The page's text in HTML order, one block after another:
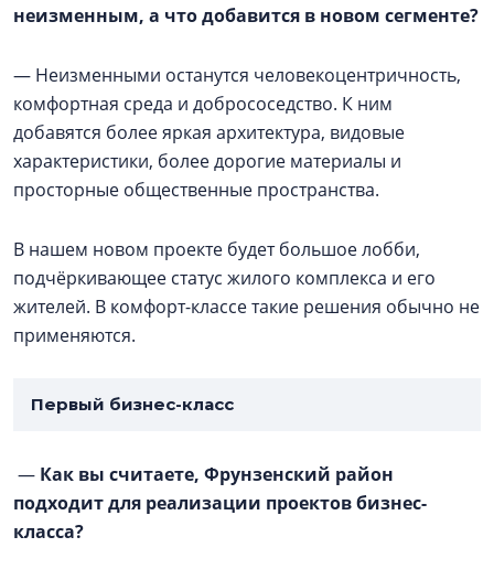
неизменным, а что добавится в новом сегменте?
— Неизменными останутся человекоцентричность,
комфортная среда и добрососедство. К ним
добавятся более яркая архитектура, видовые
характеристики, более дорогие материалы и
просторные общественные пространства.
В нашем новом проекте будет большое лобби,
подчёркивающее статус жилого комплекса и его
жителей. В комфорт-классе такие решения обычно не
применяются.
Первый бизнес-класс
— Как вы считаете, Фрунзенский район
подходит для реализации проектов бизнес-
класса?